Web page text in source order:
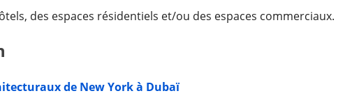
des espaces résidentiels et/ou des espaces commerciaux.
de New York à Dubaï